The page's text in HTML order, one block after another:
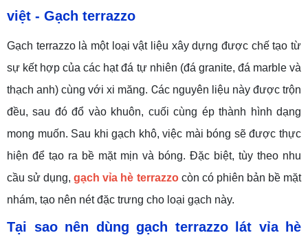
việt - Gạch terrazzo
Gạch terrazzo là một loại vật liệu xây dựng được chế tạo từ
sự kết hợp của các hạt đá tự nhiên (đá granite, đá marble và
thạch anh) cùng với xi măng. Các nguyên liệu này được trộn
đều, sau đó đổ vào khuôn, cuối cùng ép thành hình dạng
mong muốn. Sau khi gạch khô, việc mài bóng sẽ được thực
hiện để tạo ra bề mặt mịn và bóng. Đặc biệt, tùy theo nhu
cầu sử dụng,gạch vỉa hè terrazzocòn có phiên bản bề mặt
nhám, tạo nên nét đặc trưng cho loại gạch này.
Tại sao nên dùng gạch terrazzo lát vỉa hè